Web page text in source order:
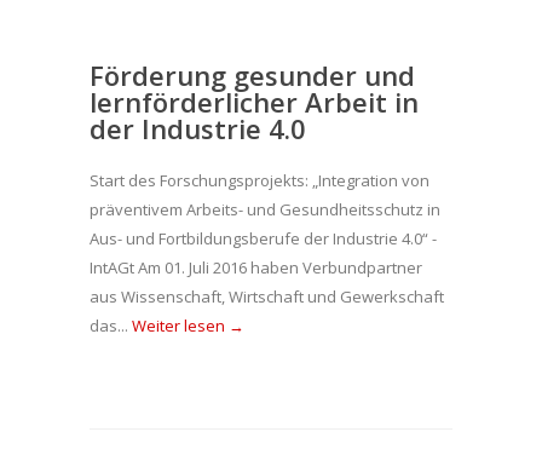
Förderung gesunder und
lernförderlicher Arbeit in
der Industrie 4.0
Start des Forschungsprojekts: „Integration von
präventivem Arbeits- und Gesundheitsschutz in
Aus- und Fortbildungsberufe der Industrie 4.0“ -
IntAGt Am 01. Juli 2016 haben Verbundpartner
aus Wissenschaft, Wirtschaft und Gewerkschaft
das... Weiter lesen →